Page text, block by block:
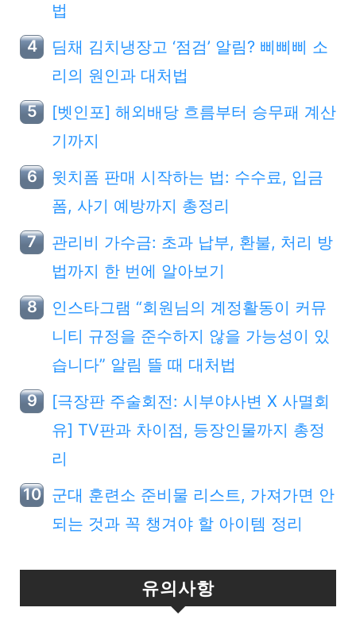
법
딤채 김치냉장고 ‘점검’ 알림? 삐삐삐 소
리의 원인과 대처법
[벳인포] 해외배당 흐름부터 승무패 계산
기까지
윗치폼 판매 시작하는 법: 수수료, 입금
폼, 사기 예방까지 총정리
관리비 가수금: 초과 납부, 환불, 처리 방
법까지 한 번에 알아보기
인스타그램 “회원님의 계정활동이 커뮤
니티 규정을 준수하지 않을 가능성이 있
습니다” 알림 뜰 때 대처법
[극장판 주술회전: 시부야사변 X 사멸회
유] TV판과 차이점, 등장인물까지 총정
리
군대 훈련소 준비물 리스트, 가져가면 안
되는 것과 꼭 챙겨야 할 아이템 정리
유의사항